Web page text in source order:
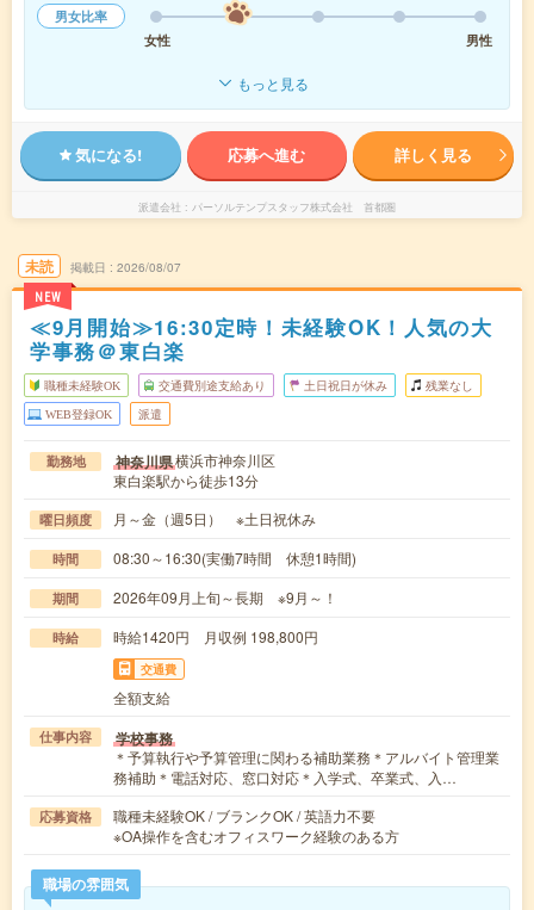
男女比率
女性
男性
もっと見る
気になる! 応募へ進む 詳しく見る
派遣会社 パーソルテンプスタッフ株式会社 首都圏
未読
NEW
掲載日 2026/08/07
≪9月開始≫16:30定時！未経験OK！人気の大
学事務＠東白楽
職種未経験OK 交通費別途支給あり 土日祝日が休み 残業なし
WEB登録OK 派遣
勤務地 神奈川県横浜市神奈川区
東白楽駅から徒歩13分
曜日頻度 月～金（週5日） ※土日祝休み
時間 08:30～16:30(実働7時間 休憩1時間)
期間 2026年09月上旬～長期 ※9月～！
時給 時給1420円 月収例 198,800円
交通費
全額支給
仕事内容 学校事務
＊予算執行や予算管理に関わる補助業務＊アルバイト管理業
務補助＊電話対応、窓口対応＊入学式、卒業式、入…
応募資格
職種未経験OK / ブランクOK / 英語力不要
※OA操作を含むオフィスワーク経験のある方
職場の雰囲気